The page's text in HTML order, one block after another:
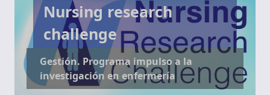
Nursing research
challenge
Gestión. Programa impulso a la
investigación en enfermería